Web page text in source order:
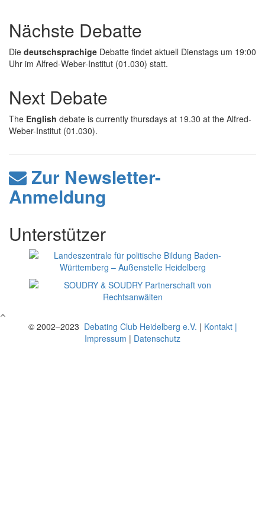
Nächste Debatte
Die deutschsprachige Debatte findet aktuell Dienstags um 19:00
Uhr im Alfred-Weber-Institut (01.030) statt.
Next Debate
The English debate is currently thursdays at 19.30 at the Alfred-
Weber-Institut (01.030).
Zur Newsletter-
Anmeldung
Unterstützer
© 2002–2023 Debating Club Heidelberg e.V. | Kontakt |
Impressum | Datenschutz